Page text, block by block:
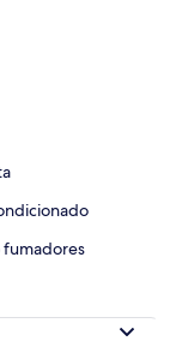
en la habitación y
fumadores